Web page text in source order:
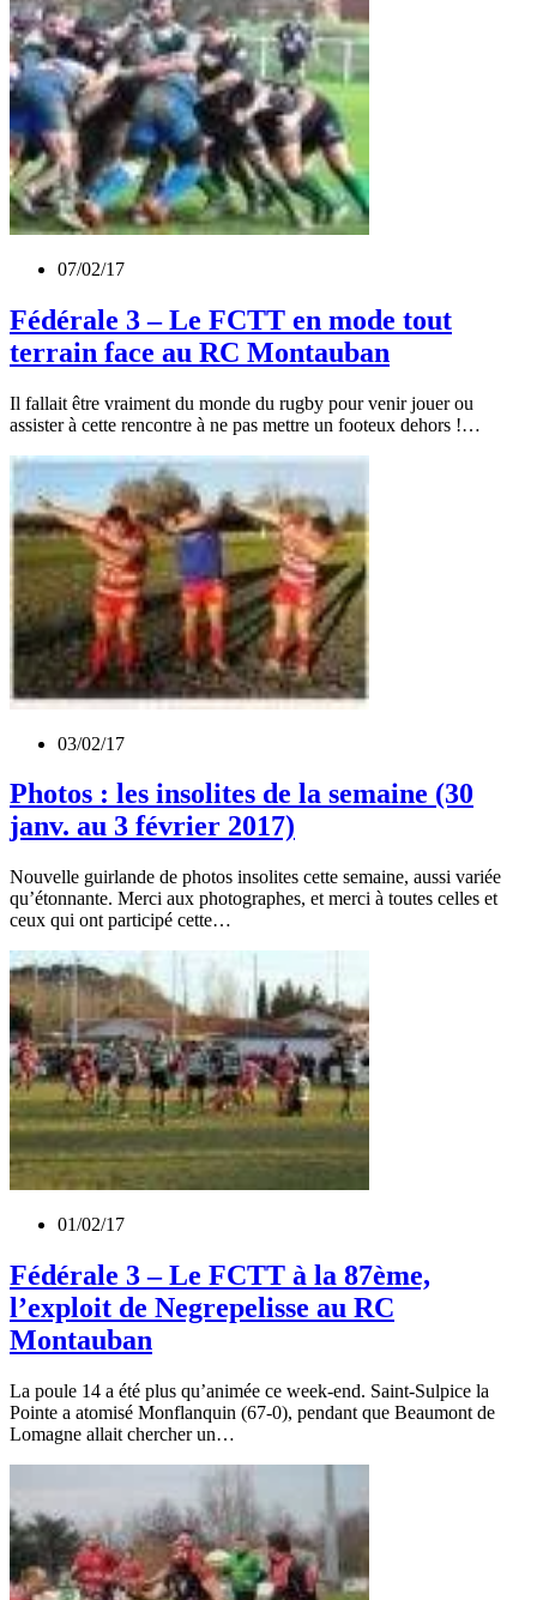
07/02/17
Fédérale 3 – Le FCTT en mode tout
terrain face au RC Montauban
Il fallait être vraiment du monde du rugby pour venir jouer ou
assister à cette rencontre à ne pas mettre un footeux dehors !…
03/02/17
Photos : les insolites de la semaine (30
janv. au 3 février 2017)
Nouvelle guirlande de photos insolites cette semaine, aussi variée
qu’étonnante. Merci aux photographes, et merci à toutes celles et
ceux qui ont participé cette…
01/02/17
Fédérale 3 – Le FCTT à la 87ème,
l’exploit de Negrepelisse au RC
Montauban
La poule 14 a été plus qu’animée ce week-end. Saint-Sulpice la
Pointe a atomisé Monflanquin (67-0), pendant que Beaumont de
Lomagne allait chercher un…